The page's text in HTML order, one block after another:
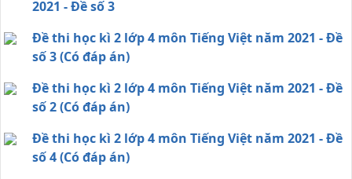
2021 - Đề số 3
Đề thi học kì 2 lớp 4 môn Tiếng Việt năm 2021 - Đề
số 3 (Có đáp án)
Đề thi học kì 2 lớp 4 môn Tiếng Việt năm 2021 - Đề
số 2 (Có đáp án)
Đề thi học kì 2 lớp 4 môn Tiếng Việt năm 2021 - Đề
số 4 (Có đáp án)